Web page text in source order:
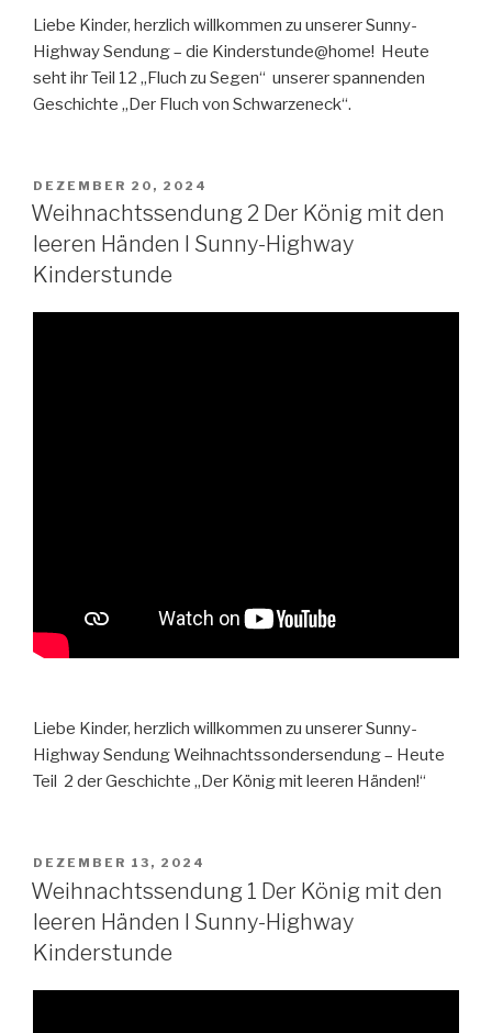
Liebe Kinder, herzlich willkommen zu unserer Sunny-
Highway Sendung – die Kinderstunde@home! Heute
seht ihr Teil 12 „Fluch zu Segen“ unserer spannenden
Geschichte „Der Fluch von Schwarzeneck“.
VERÖFFENTLICHT
AM
DEZEMBER 20, 2024
Weihnachtssendung 2 Der König mit den
leeren Händen I Sunny-Highway
Kinderstunde
Liebe Kinder, herzlich willkommen zu unserer Sunny-
Highway Sendung Weihnachtssondersendung – Heute
Teil 2 der Geschichte „Der König mit leeren Händen!“
VERÖFFENTLICHT
AM
DEZEMBER 13, 2024
Weihnachtssendung 1 Der König mit den
leeren Händen I Sunny-Highway
Kinderstunde